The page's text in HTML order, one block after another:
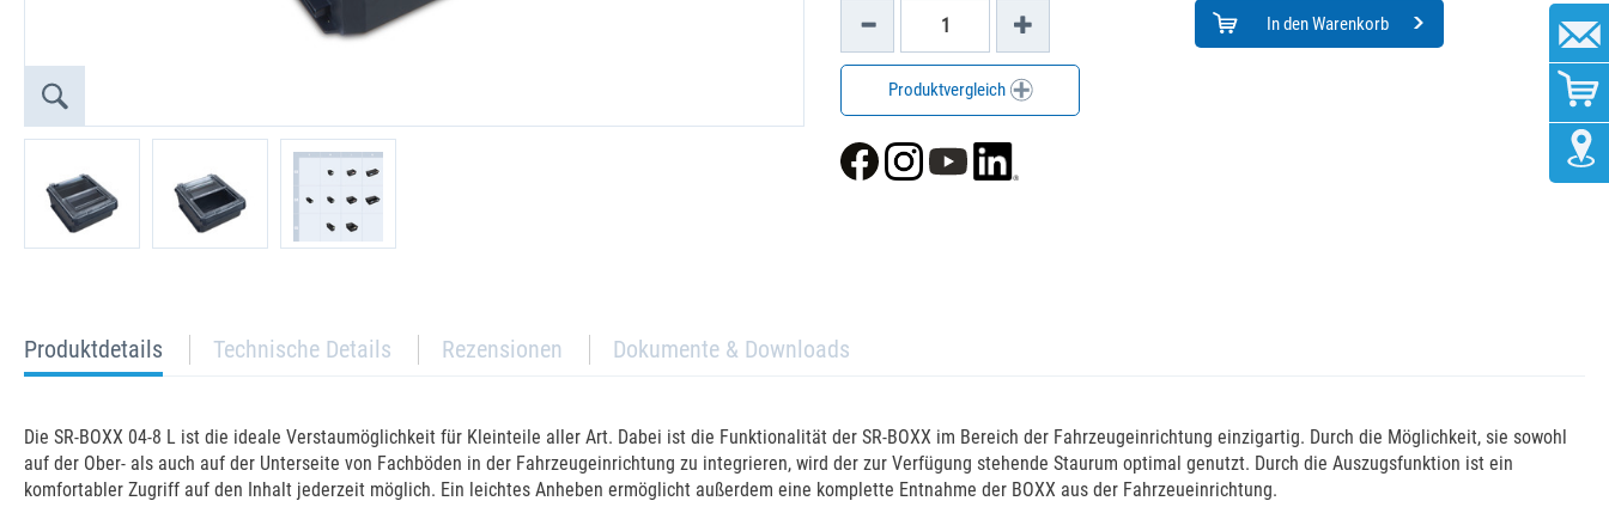
In den Warenkorb
Produktvergleich
current
tab:
Produktdetails Technische Details Rezensionen Dokumente & Downloads
Die SR-BOXX 04-8 L ist die ideale Verstaumöglichkeit für Kleinteile aller Art. Dabei ist die Funktionalität der SR-BOXX im Bereich der Fahrzeugeinrichtung einzigartig. Durch die Möglichkeit, sie sowohl
auf der Ober- als auch auf der Unterseite von Fachböden in der Fahrzeugeinrichtung zu integrieren, wird der zur Verfügung stehende Staurum optimal genutzt. Durch die Auszugsfunktion ist ein
komfortabler Zugriff auf den Inhalt jederzeit möglich. Ein leichtes Anheben ermöglicht außerdem eine komplette Entnahme der BOXX aus der Fahrzeueinrichtung.